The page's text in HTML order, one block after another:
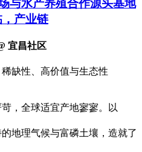
与水产养殖合作源头基地
产业链
宜昌社区
缺性、高价值与生态性
，全球适宜产地寥寥。以
地理气候与富磷土壤，造就了